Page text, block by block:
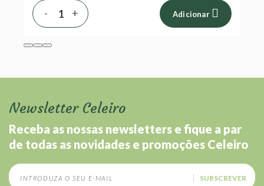
+
- Adicionar
Newsletter Celeiro
Receba as nossas newsletters e fique a par
de todas as novidades e promoções Celeiro
SUBSCREVER